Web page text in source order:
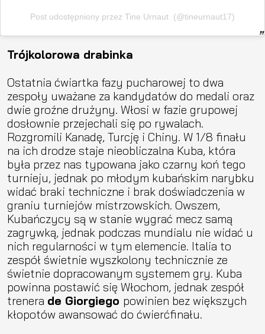
Post udostępniony przez Tine Urnaut ️ (@tineurnaut17)
Trójkolorowa drabinka
Ostatnia ćwiartka fazy pucharowej to dwa
zespoły uważane za kandydatów do medali oraz
dwie groźne drużyny. Włosi w fazie grupowej
dosłownie przejechali się po rywalach.
Rozgromili Kanadę, Turcję i Chiny. W 1/8 finału
na ich drodze staje nieobliczalna Kuba, która
była przez nas typowana jako czarny koń tego
turnieju, jednak po młodym kubańskim narybku
widać braki techniczne i brak doświadczenia w
graniu turniejów mistrzowskich. Owszem,
Kubańczycy są w stanie wygrać mecz samą
zagrywką, jednak podczas mundialu nie widać u
nich regularności w tym elemencie. Italia to
zespół świetnie wyszkolony technicznie ze
świetnie dopracowanym systemem gry. Kuba
powinna postawić się Włochom, jednak zespół
trenera de Giorgiego powinien bez większych
kłopotów awansować do ćwierćfinału.